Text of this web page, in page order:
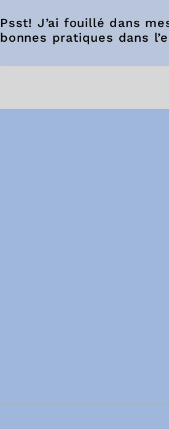
Psst! J’ai fouillé dans
bonnes pratiques dans